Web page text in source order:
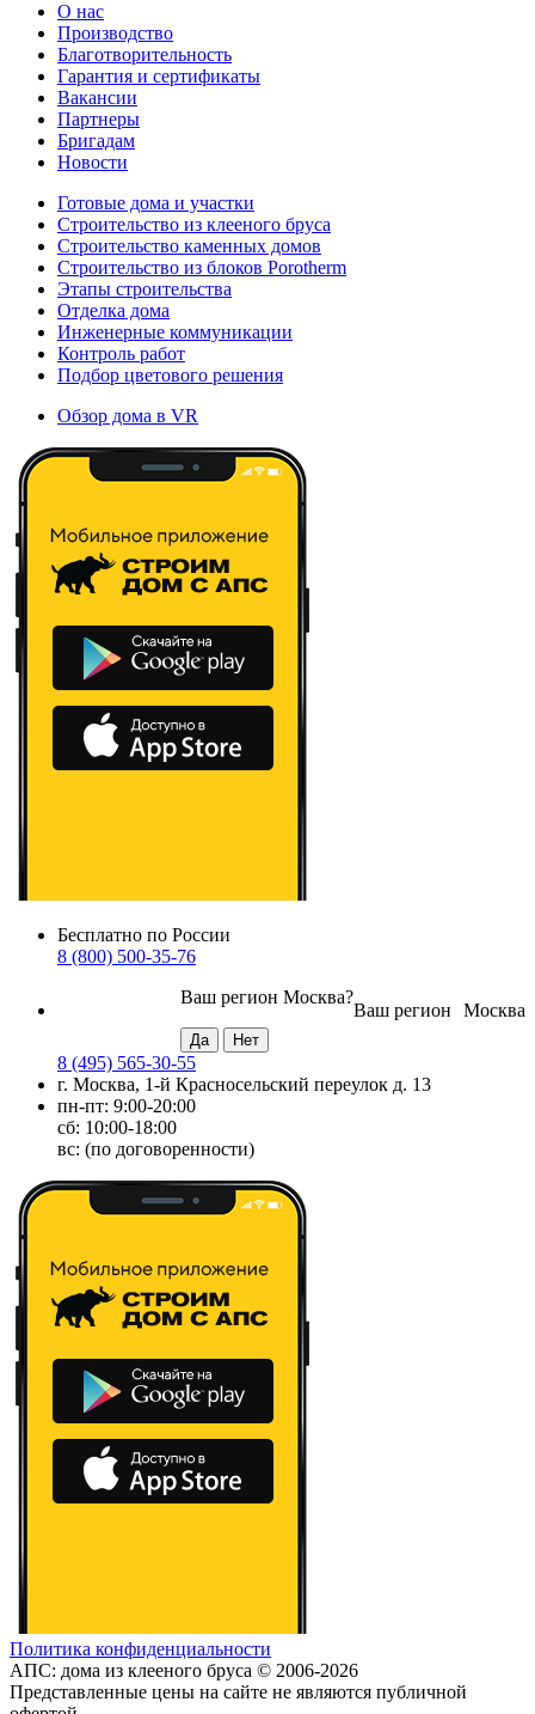
О нас
Производство
Благотворительность
Гарантия и сертификаты
Вакансии
Партнеры
Бригадам
Новости
Готовые дома и участки
Строительство из клееного бруса
Строительство каменных домов
Строительство из блоков Porotherm
Этапы строительства
Отделка дома
Инженерные коммуникации
Контроль работ
Подбор цветового решения
Обзор дома в VR
Бесплатно по России
8 (800) 500-35-76
Москва
Ваш регион
Ваш регион Москва?
8 (495) 565-30-55
г. Москва, 1-й Красносельский переулок д. 13
пн-пт: 9:00-20:00
сб: 10:00-18:00
вс: (по договоренности)
Политика конфиденциальности
АПС: дома из клееного бруса © 2006-2026
Представленные цены на сайте не являются публичной